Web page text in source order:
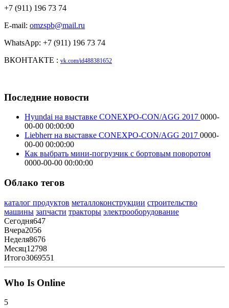
+7 (911) 196 73 74
E-mail: omzspb@mail.ru
WhatsApp: +7 (911) 196 73 74
ВКОНТАКТЕ : vk.com/id488381652
Последние новости
Hyundai на выставке CONEXPO-CON/AGG 2017 0000-
00-00 00:00:00
Liebherr на выставке CONEXPO-CON/AGG 2017 0000-
00-00 00:00:00
Как выбрать мини-погрузчик с бортовым поворотом
0000-00-00 00:00:00
Облако тегов
каталог продуктов металлоконструкции строительство
машины запчасти тракторы электрооборудование
Сегодня647
Вчера2056
Неделя8676
Месяц12798
Итого3069551
Who Is Online
5